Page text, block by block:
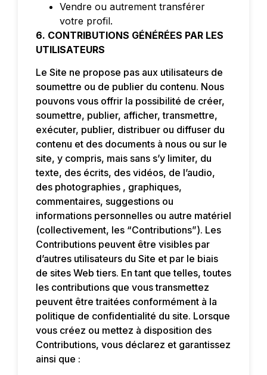
Vendre ou autrement transférer
votre profil.
6. CONTRIBUTIONS GÉNÉRÉES PAR LES
UTILISATEURS
Le Site ne propose pas aux utilisateurs de
soumettre ou de publier du contenu. Nous
pouvons vous offrir la possibilité de créer,
soumettre, publier, afficher, transmettre,
exécuter, publier, distribuer ou diffuser du
contenu et des documents à nous ou sur le
site, y compris, mais sans s’y limiter, du
texte, des écrits, des vidéos, de l’audio,
des photographies , graphiques,
commentaires, suggestions ou
informations personnelles ou autre matériel
(collectivement, les “Contributions”). Les
Contributions peuvent être visibles par
d’autres utilisateurs du Site et par le biais
de sites Web tiers. En tant que telles, toutes
les contributions que vous transmettez
peuvent être traitées conformément à la
politique de confidentialité du site. Lorsque
vous créez ou mettez à disposition des
Contributions, vous déclarez et garantissez
ainsi que :